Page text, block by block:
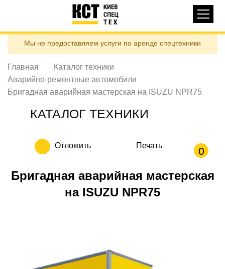
содержанию
навигация
КАТАЛОГ ТЕХНИКИ
ДОСТАВКА И ОПЛАТА
О НАС
ОТЗЫВЫ
ПОЗВОНИТЬ
Контактні телефони:
Мы не предоставляем услуги по аренде спецтехники
Главная
Каталог техники
Аварийно-ремонтные автомобили
Бригадная аварийная мастерская на ISUZU NPR75
КАТАЛОГ ТЕХНИКИ
Отложить Печать 0
Бригадная аварийная мастерская
на ISUZU NPR75